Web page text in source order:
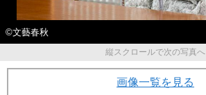
©︎文藝春秋
縦スクロールで次の写真へ
画像一覧を見る